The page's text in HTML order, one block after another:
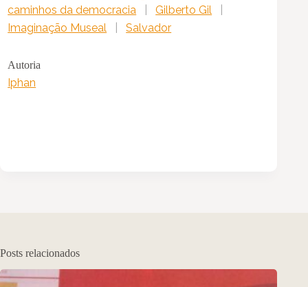
caminhos da democracia
Gilberto Gil
Imaginação Museal
Salvador
Autoria
Iphan
Posts relacionados